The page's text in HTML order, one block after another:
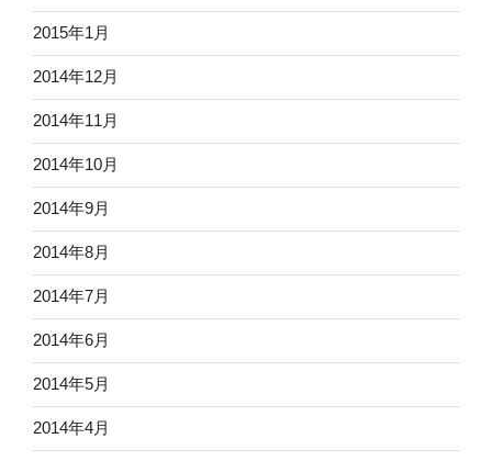
2015年1月
2014年12月
2014年11月
2014年10月
2014年9月
2014年8月
2014年7月
2014年6月
2014年5月
2014年4月